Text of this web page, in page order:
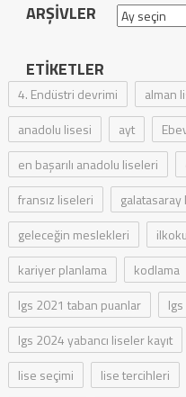
ARŞIVLER Arşivler
ETIKETLER
4. Endüstri devrimi alman
anadolu lisesi
ayt
en başarılı anadolu liseleri
fransız liseleri
galatasaray
geleceğin meslekleri
kariyer planlama
kodlama
lgs 2021 taban puanlar
lgs 2024 yabancı liseler kayıt
lise seçimi
lise tercihleri